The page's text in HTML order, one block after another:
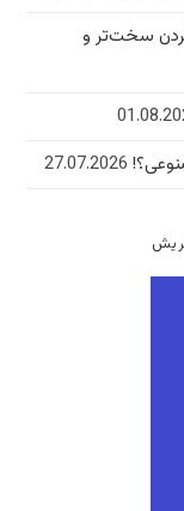
سخت‌تر و
27.07.2026